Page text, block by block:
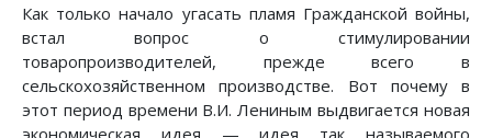
Как только начало угасать пламя Гражданской войны,
встал вопрос о стимулировании
товаропроизводителей, прежде всего в
сельскохозяйственном производстве. Вот почему в
этот период времени В.И. Лениным выдвигается новая
экономическая идея — идея так называемого